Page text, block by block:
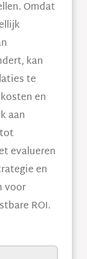
Omdat
kan
te
en
aan
evalueren
en
voor
ROI.